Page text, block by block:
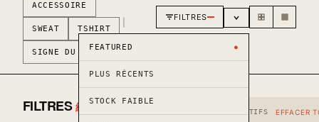
ACCESSOIRE
SWEAT TSHIRT
SIGNE DU ZODIAQUE
FILTRES
FEATURED
PLUS RÉCENTS
STOCK FAIBLE
FILTRES 絞り込み ACTIFS EFFACER